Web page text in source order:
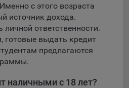
обработку данных для
(Yandex Mobile Ads, ADFOX) -
рекламы. Адрес: Yandex
4, CH-6005 Luzern, Switzerland.
Google Ireland Ltd, Gordon
с этого возраста
источник дохода.
ответственности.
готовые выдать кредит
предлагаются
наличными с 18 лет?